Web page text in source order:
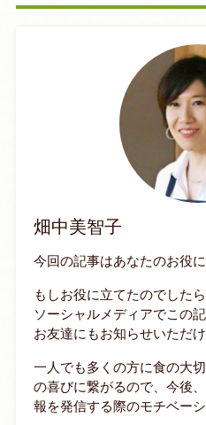
畑中美智子
今回の記事はあなたのお役
もしお役に立てたのでした
ソーシャルメディアでこの
お友達にもお知らせいただ
一人でも多くの方に食の大
の喜びに繋がるので、今後
報を発信する際のモチベー